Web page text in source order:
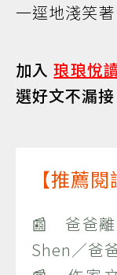
一逕地淺笑著
加入琅琅悅
選好文不漏接
【推薦閱
📰 爸爸離
Shen／爸